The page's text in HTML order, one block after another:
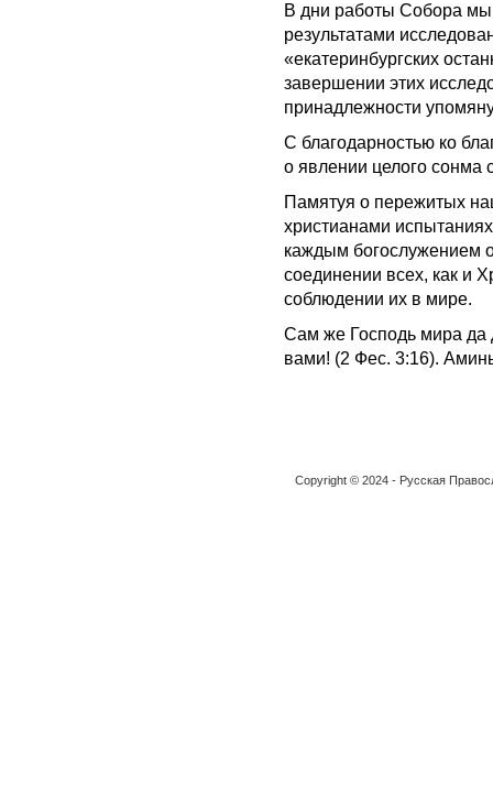
В дни работы Собора мы
результатами
«екатеринбургских
завершении этих
принадлежности
С благодарностью ко
о явлении целого сонма
Памятуя о пережитых
христианами
каждым богослужением
соединении всех, как и
соблюдении их в мире.
Сам же Господь мира да
вами! (2 Фес. 3:16).
Copyright © 2024 - Русская